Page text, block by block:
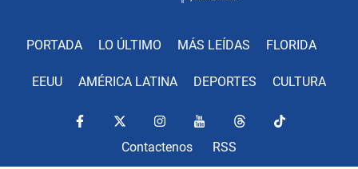
PORTADA LO ÚLTIMO MÁS LEÍDAS FLORIDA
EEUU AMÉRICA LATINA DEPORTES CULTURA
Contactenos RSS